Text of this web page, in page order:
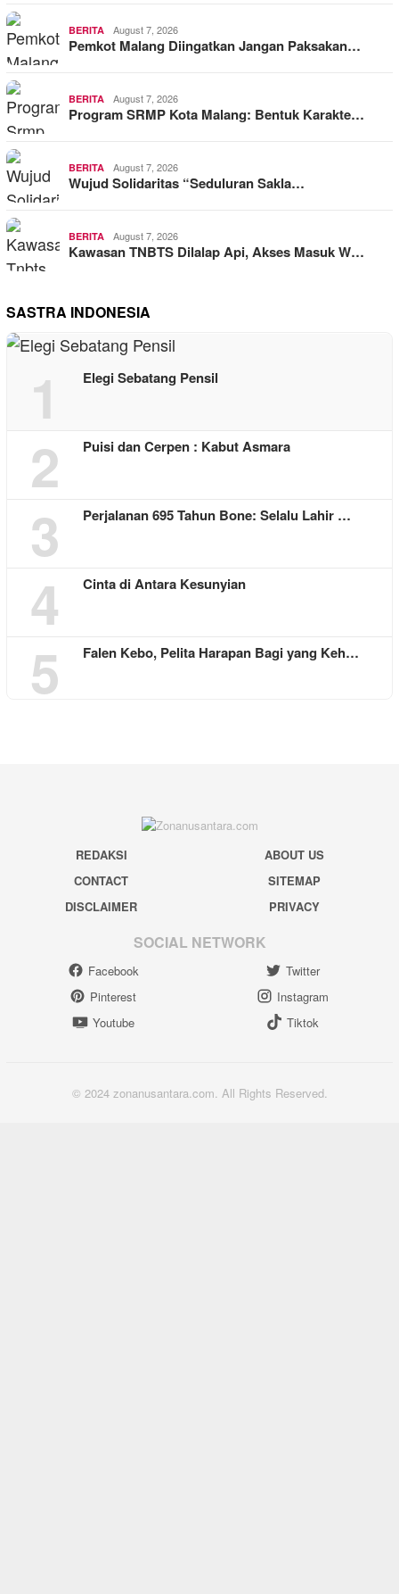
BERITA August 7, 2026
Pemkot Malang Diingatkan Jangan Paksakan…
BERITA August 7, 2026
Program SRMP Kota Malang: Bentuk Karakte…
BERITA August 7, 2026
Wujud Solidaritas “Seduluran Sakla…
BERITA August 7, 2026
Kawasan TNBTS Dilalap Api, Akses Masuk W…
SASTRA INDONESIA
1 Elegi Sebatang Pensil
2 Puisi dan Cerpen : Kabut Asmara
3 Perjalanan 695 Tahun Bone: Selalu Lahir …
4 Cinta di Antara Kesunyian
5 Falen Kebo, Pelita Harapan Bagi yang Keh…
REDAKSI
ABOUT US
CONTACT
SITEMAP
DISCLAIMER
PRIVACY
SOCIAL NETWORK
Facebook
Twitter
Pinterest
Instagram
Youtube
Tiktok
© 2024 zonanusantara.com. All Rights Reserved.